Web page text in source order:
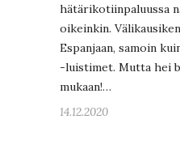
hätärikotiinpaluussa
oikeinkin.
Espanjaan, samoin
-luistimet. Mutta hei
mukaan!…
14.12.2020